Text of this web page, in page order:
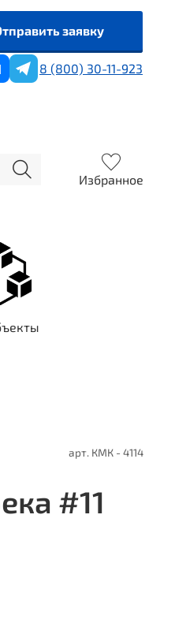
заявку
8 (800) 30-11-923
Избранное
арт. КМК - 4114
#11